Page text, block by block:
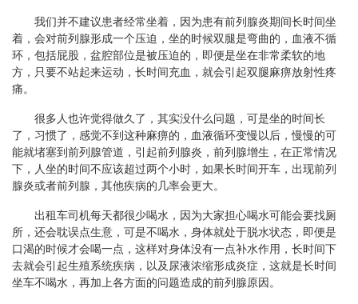
我们并不建议患者经常坐着，因为患有前列腺炎期间长时间坐
着，会对前列腺形成一个压迫，坐的时候双腿是弯曲的，血液不循
环，包括屁股，盆腔部位是被压迫的，即便是坐在非常柔软的地
方，只要不站起来运动，长时间充血，就会引起双腿麻痹放射性疼
痛。
很多人也许觉得做久了，其实没什么问题，可是坐的时间长
了，习惯了，感觉不到这种麻痹的，血液循环变慢以后，慢慢的可
能就堵塞到前列腺管道，引起前列腺炎，前列腺增生，在正常情况
下，人坐的时间不应该超过两个小时，如果长时间开车，出现前列
腺炎或者前列腺，其他疾病的几率会更大。
出租车司机每天都很少喝水，因为大家担心喝水可能会要找厕
所，还会耽误点生意，可是不喝水，身体就处于脱水状态，即便是
口渴的时候才会喝一点，这样对身体没有一点补水作用，长时间下
去就会引起生殖系统疾病，以及尿液浓缩形成炎症，这就是长时间
坐车不喝水，再加上各方面的问题造成的前列腺原因。